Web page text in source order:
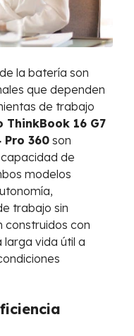
la batería son
que dependen
de trabajo
ThinkBook 16 G7
Pro 360 son
de
modelos
trabajo sin
construidos con
vida útil a